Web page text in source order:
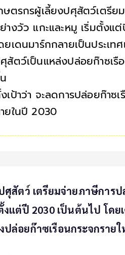
ษตรกรผู้เลี้ยงปศุสัตว์เตรีย
างวัว แกะและหมู เริ่มตั้งแ
ยเดนมาร์กกลายเป็นประเท
สัตว์เป็นแหล่งปล่อยก๊าซเรื
เป้าว่า จะลดการปล่อยก๊าซ
ยในปี 2030
ศุสัตว์ เตรียมจ่ายภาษีการ
งแต่ปี 2030 เป็นต้นไป โด
ล่อยก๊าซเรือนกระจกราย